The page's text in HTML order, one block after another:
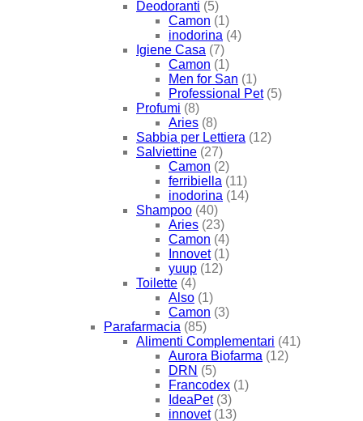
Deodoranti (5)
Camon (1)
inodorina (4)
Igiene Casa (7)
Camon (1)
Men for San (1)
Professional Pet (5)
Profumi (8)
Aries (8)
Sabbia per Lettiera (12)
Salviettine (27)
Camon (2)
ferribiella (11)
inodorina (14)
Shampoo (40)
Aries (23)
Camon (4)
Innovet (1)
yuup (12)
Toilette (4)
Also (1)
Camon (3)
Parafarmacia (85)
Alimenti Complementari (41)
Aurora Biofarma (12)
DRN (5)
Francodex (1)
IdeaPet (3)
innovet (13)